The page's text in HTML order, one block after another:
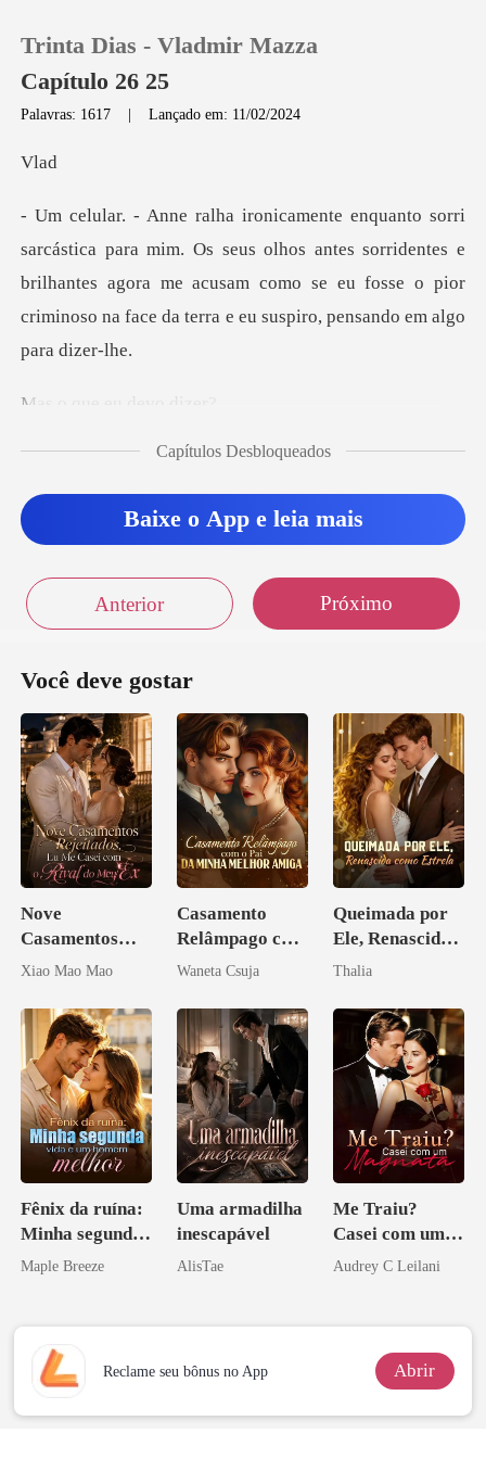
Loja
Histórico
Sair
Trinta Dias - Vladmir Mazza
Capítulo 26 25
Palavras: 1617 |Lançado em: 11/02/2024
l
seus olhos antes sorridentes e
brilhantes agora me acusam como se eu fosse o
e eu dev
enti out
de que poderíamos t
Capítulos Desbloqueados
Baixe o App e leia mais
Anterior Próximo
Você deve gostar
Nove
Casamentos
Rejeitados, Eu
Rival do Meu
Ex
Xiao Mao Mao
Casamento
Relâmpago com
o Pai da Minha
Waneta Csuja
Queimada por
Ele, Renascida
como Estrela
Thalia
Fênix da ruína:
Minha segunda
vida e um
Maple Breeze
Uma armadilha
inescapável
AlisTae
Me Traiu?
Casei com um
Magnata
Audrey C Leilani
Reclame seu bônus no App Abrir